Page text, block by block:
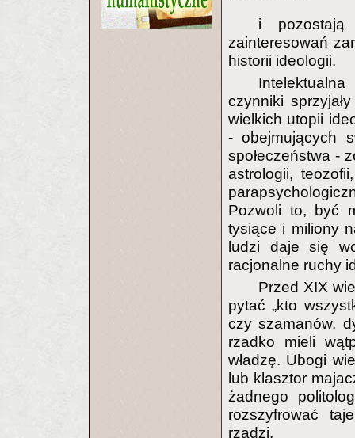
i pozostają
zainteresowań
historii ideologii.
czynniki
wielkich utopii
- obejmujących
społeczeństwa -
astrologii,
Pozwoli to, być
tysiące i miliony
ludzi daje się
racjonalne ruchy
Przed XIX
pytać „kto
czy szamanów,
rzadko mieli
władzę. Ubogi
lub klasztor
żadnego
rozszyfrować
rządzi.